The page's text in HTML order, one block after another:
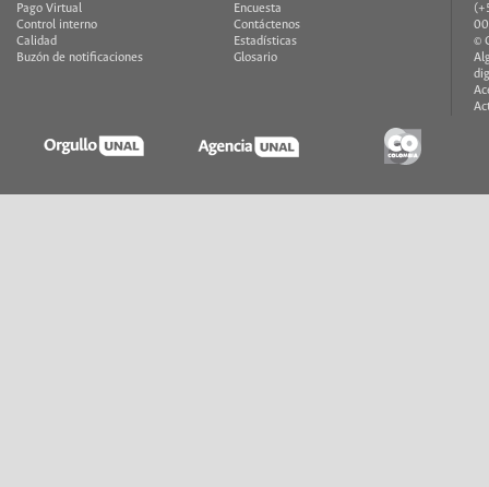
Pago Virtual
Control interno
Calidad
Buzón de notificaciones
Encuesta
Contáctenos
Estadísticas
Glosario
©